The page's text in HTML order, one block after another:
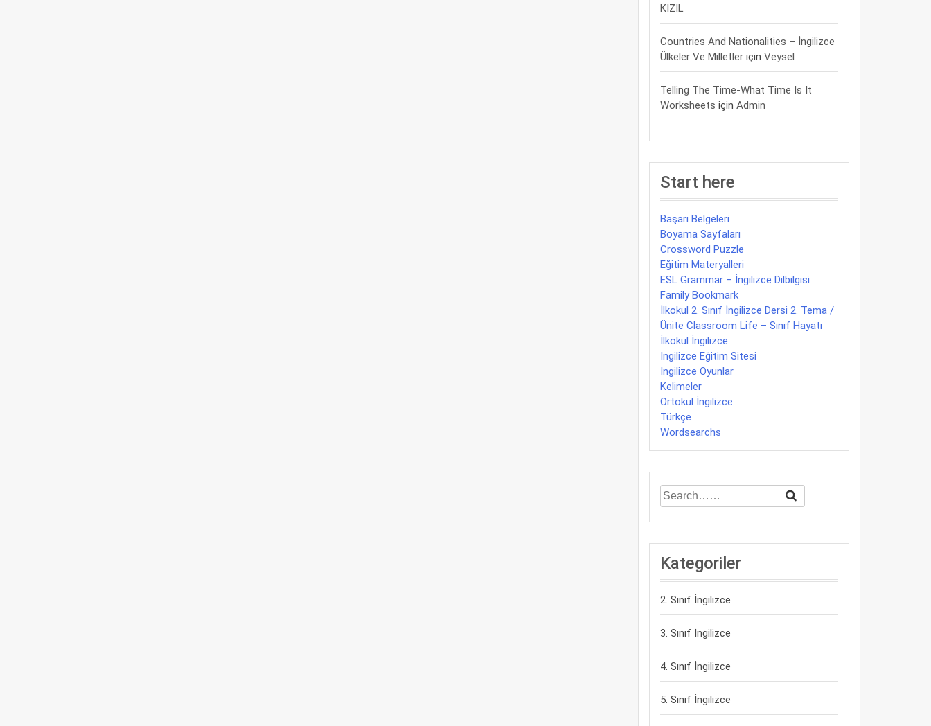
KIZIL
Countries And Nationalities – İngilizce
Ülkeler Ve Milletler için Veysel
Telling The Time-What Time Is It
Worksheets için Admin
Start here
Başarı Belgeleri
Boyama Sayfaları
Crossword Puzzle
Eğitim Materyalleri
ESL Grammar – İngilizce Dilbilgisi
Family Bookmark
İlkokul 2. Sınıf İngilizce Dersi 2. Tema /
Ünite Classroom Life – Sınıf Hayatı
İlkokul İngilizce
İngilizce Eğitim Sitesi
İngilizce Oyunlar
Kelimeler
Ortokul İngilizce
Türkçe
Wordsearchs
Kategoriler
2. Sınıf İngilizce
3. Sınıf İngilizce
4. Sınıf İngilizce
5. Sınıf İngilizce